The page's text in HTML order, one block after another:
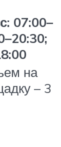
07:00–
на
– 3